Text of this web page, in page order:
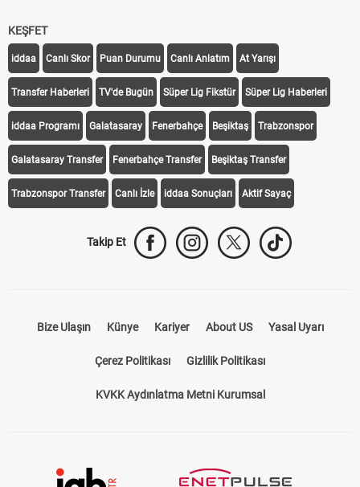
KEŞFET
iddaa Canlı Skor Puan Durumu Canlı Anlatım At Yarışı
Transfer Haberleri TV'de Bugün Süper Lig Fikstür Süper Lig Haberleri
iddaa Programı Galatasaray Fenerbahçe Beşiktaş Trabzonspor
Galatasaray Transfer Fenerbahçe Transfer Beşiktaş Transfer
Trabzonspor Transfer Canlı İzle iddaa Sonuçları Aktif Sayaç
Takip Et
Bize Ulaşın Künye Kariyer About US Yasal Uyarı
Çerez Politikası Gizlilik Politikası
KVKK Aydınlatma Metni Kurumsal